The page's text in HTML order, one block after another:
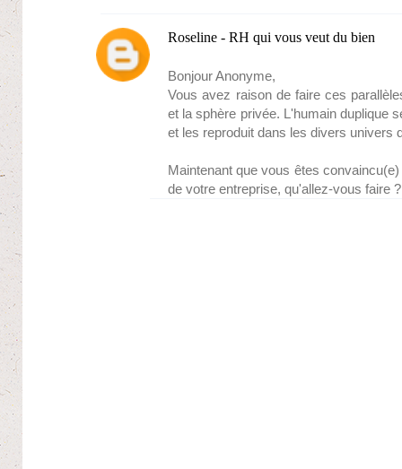
Roseline - RH qui vous veut du bien
Bonjour Anonyme,
Vous avez raison de faire ces
et la sphère privée. L'humain duplique
et les reproduit dans les divers univers
Maintenant que vous êtes
de votre entreprise, qu'allez-vous faire ?